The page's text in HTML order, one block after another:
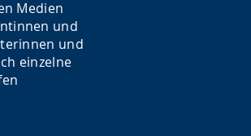
Medien
und
und
einzelne